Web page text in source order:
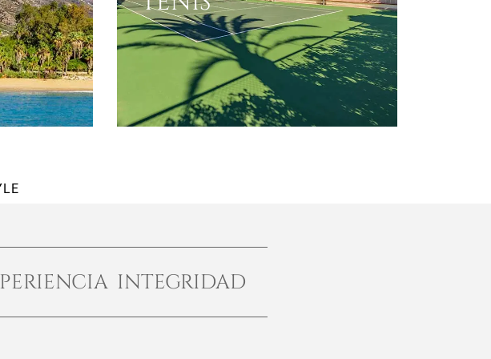
INTEGRIDAD